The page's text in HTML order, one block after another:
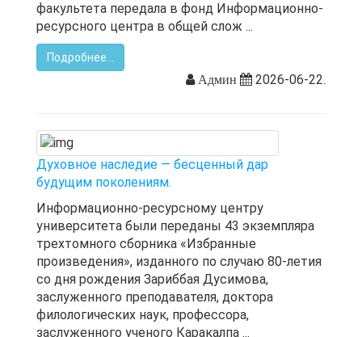
факультета передала в фонд Информационно-
ресурсного центра в общей слож ...
Подробнее...
Админ
2026-06-22.
Духовное наследие — бесценный дар
будущим поколениям.
Информационно-ресурсному центру
университета были переданы 43 экземпляра
трехтомного сборника «Избранные
произведения», изданного по случаю 80-летия
со дня рождения Зариббая Дусимова,
заслуженного преподавателя, доктора
филологических наук, профессора,
заслуженного ученого Каракалпа ...